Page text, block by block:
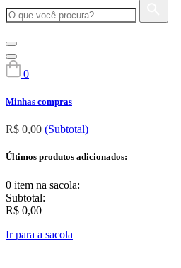
0
Minhas compras
R$ 0,00 (Subtotal)
Últimos produtos adicionados:
0 item na sacola:
Subtotal:
R$ 0,00
Ir para a sacola